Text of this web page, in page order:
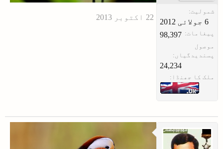
شمولیت:
پیغامات: 98,397
موصول
پسندیدگیاں:
24,234
ملک کا جھنڈا: